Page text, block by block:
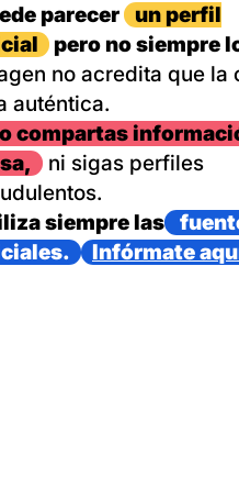
parecer
un perfil
pero no siempre
no acredita que la
auténtica.
compartas
ni sigas perfiles
siempre las
Infórmate